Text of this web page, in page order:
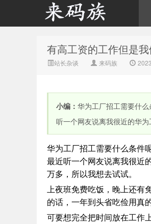
来码族 - 分享在线短信资
源接收资讯,手机短信验
有高工资的工作但是
站长杂谈 来码族
小编： 华为工厂招工需要什
听一个网友说离我很近的华
华为工厂招工需要什么条件
最近听一个网友说离我很近
万多，所以我想去试试。
上夜班免费吃饭，晚上还
的话，一年到头省吃俭用真
可要想完全把时间放在工作